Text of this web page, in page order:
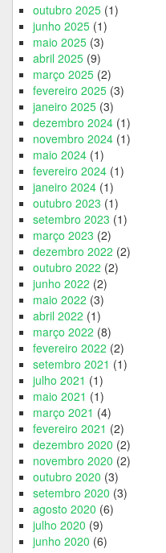
outubro 2025 (1)
junho 2025 (1)
maio 2025 (3)
abril 2025 (9)
março 2025 (2)
fevereiro 2025 (3)
janeiro 2025 (3)
dezembro 2024 (1)
novembro 2024 (1)
maio 2024 (1)
fevereiro 2024 (1)
janeiro 2024 (1)
outubro 2023 (1)
setembro 2023 (1)
março 2023 (2)
dezembro 2022 (2)
outubro 2022 (2)
junho 2022 (2)
maio 2022 (3)
abril 2022 (1)
março 2022 (8)
fevereiro 2022 (2)
setembro 2021 (1)
julho 2021 (1)
maio 2021 (1)
março 2021 (4)
fevereiro 2021 (2)
dezembro 2020 (2)
novembro 2020 (2)
outubro 2020 (3)
setembro 2020 (3)
agosto 2020 (6)
julho 2020 (9)
junho 2020 (6)